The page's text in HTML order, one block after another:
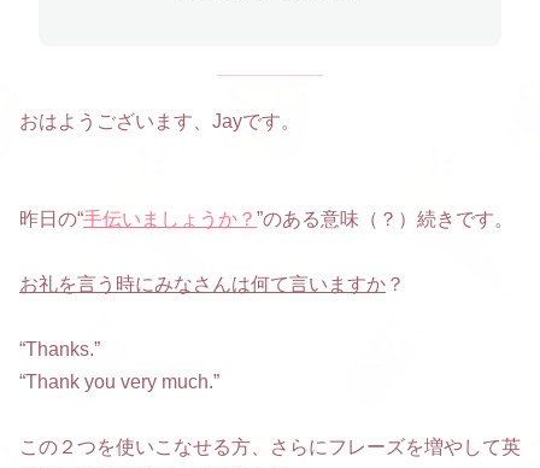
おはようございます、Jayです。
昨日の“手伝いましょうか？ ”のある意味（？）続きです。
お礼を言う時にみなさんは何て言いますか ？
“Thanks.”
“Thank you very much.”
この２つを使いこなせる方、さらにフレーズを増やして英